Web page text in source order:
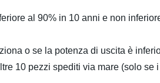
al 90% in 10 anni e non
o se la potenza di uscita è
10 pezzi spediti via mare (solo se